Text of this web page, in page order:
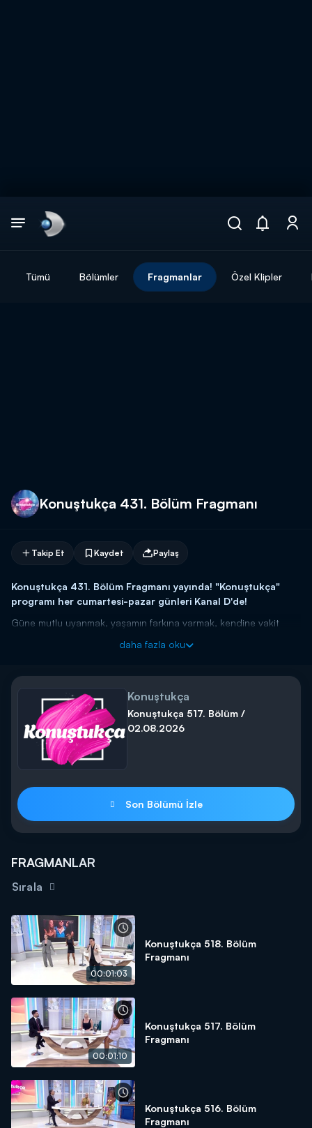
Tümü Bölümler Fragmanlar Özel Klipler
Konuştukça 431. Bölüm Fragmanı
Takip Et Kaydet Paylaş
Konuştukça 431. Bölüm Fragmanı yayında! "Konuştukça"
programı her cumartesi-pazar günleri Kanal D'de!
Güne mutlu uyanmak, yaşamın farkına varmak, kendine vakit
sunumuyla "Konuştukça" programı her cumartesi-pazar günleri
Kanal D’nin, sunuculuğunu Özlem Yıldız ve İlhan Şahin’in
yaptığı program Konuştukça, yeni bölümüyle ekrana geliyor.
daha fazla oku
Konuştukça
Konuştukça 517. Bölüm /
02.08.2026
Son Bölümü İzle
FRAGMANLAR
Sırala
00:01:03
Konuştukça 518. Bölüm
Fragmanı
00:01:10
Konuştukça 517. Bölüm
Fragmanı
Konuştukça 516. Bölüm
Fragmanı